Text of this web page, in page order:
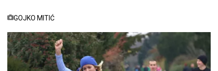
GOJKO MITIĆ